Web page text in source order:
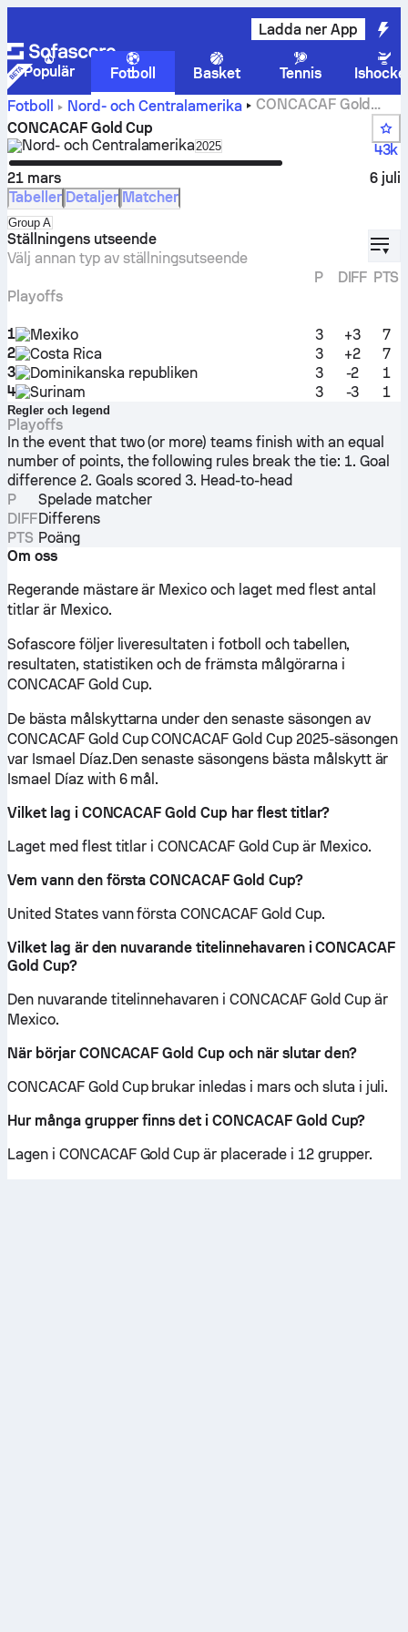
Ladda ner App
Populär Fotboll Basket Tennis
Fotboll
Nord- och Centralamerika
CONCACAF Gold
Cup tabell, matcher, resultat och statistik
CONCACAF Gold Cup
Nord- och CentralamerikaSelect season in unique
2025
43k
21 mars
6 juli
Tabeller Detaljer Matcher
Select standings table in tournament standings
Group A
Ställningens utseende
Välj annan typ av ställningsutseende
P DIFF PTS
Playoffs
1 Mexiko 3 +3
7
2
Costa Rica 3 +2
7
3
Dominikanska republiken 3 -2
1
4
Surinam 3 -3 1
Regler och legend
Playoffs
In the event that two (or more) teams finish with an equal
number of points, the following rules break the tie: 1. Goal
difference 2. Goals scored 3. Head-to-head
P
Spelade matcher
DIFFDifferens
PTS Poäng
Om oss
Regerande mästare är Mexico och laget med flest antal
titlar är Mexico.
Sofascore följer liveresultaten i fotboll och tabellen,
resultaten, statistiken och de främsta målgörarna i
CONCACAF Gold Cup.
De bästa målskyttarna under den senaste säsongen av
CONCACAF Gold Cup CONCACAF Gold Cup 2025-säsongen
var Ismael Díaz.Den senaste säsongens bästa målskytt är
Ismael Díaz with 6 mål.
Vilket lag i CONCACAF Gold Cup har flest titlar?
Laget med flest titlar i CONCACAF Gold Cup är Mexico.
Vem vann den första CONCACAF Gold Cup?
United States vann första CONCACAF Gold Cup.
Vilket lag är den nuvarande titelinnehavaren i CONCACAF
Gold Cup?
Den nuvarande titelinnehavaren i CONCACAF Gold Cup är
Mexico.
När börjar CONCACAF Gold Cup och när slutar den?
CONCACAF Gold Cup brukar inledas i mars och sluta i juli.
Hur många grupper finns det i CONCACAF Gold Cup?
Lagen i CONCACAF Gold Cup är placerade i 12 grupper.